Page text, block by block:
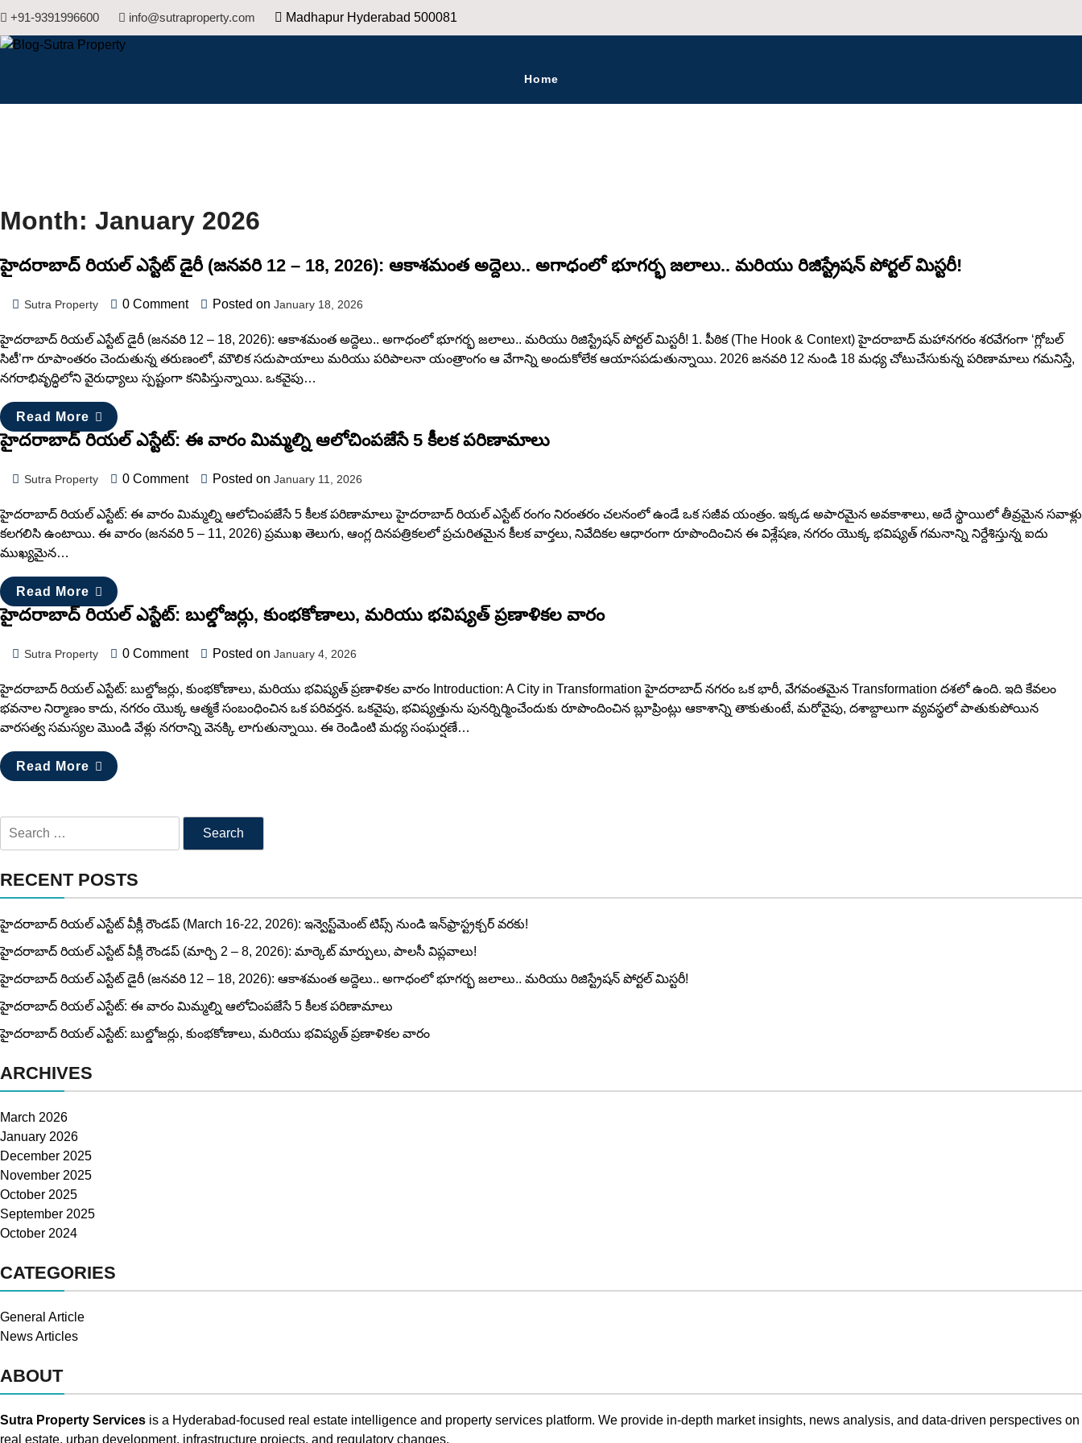
+91-9391996600 info@sutraproperty.com Madhapur Hyderabad 500081
Home
Month: January 2026
హైదరాబాద్ రియల్ ఎస్టేట్ డైరీ (జనవరి 12 – 18, 2026): ఆకాశమంత అద్దెలు.. అగాధంలో భూగర్భ జలాలు.. మరియు రిజిస్ట్రేషన్ పోర్టల్ మిస్టరీ!
Sutra Property 0 Comment Posted on January 18, 2026
హైదరాబాద్ రియల్ ఎస్టేట్ డైరీ (జనవరి 12 – 18, 2026): ఆకాశమంత అద్దెలు.. అగాధంలో భూగర్భ జలాలు.. మరియు రిజిస్ట్రేషన్ పోర్టల్ మిస్టరీ! 1. పీఠిక (The Hook & Context) హైదరాబాద్ మహానగరం శరవేగంగా ‘గ్లోబల్
సిటీ’గా రూపాంతరం చెందుతున్న తరుణంలో, మౌలిక సదుపాయాలు మరియు పరిపాలనా యంత్రాంగం ఆ వేగాన్ని అందుకోలేక ఆయాసపడుతున్నాయి. 2026 జనవరి 12 నుండి 18 మధ్య చోటుచేసుకున్న పరిణామాలు గమనిస్తే,
నగరాభివృద్ధిలోని వైరుధ్యాలు స్పష్టంగా కనిపిస్తున్నాయి. ఒకవైపు…
Read More
హైదరాబాద్ రియల్ ఎస్టేట్: ఈ వారం మిమ్మల్ని ఆలోచింపజేసే 5 కీలక పరిణామాలు
Sutra Property 0 Comment Posted on January 11, 2026
హైదరాబాద్ రియల్ ఎస్టేట్: ఈ వారం మిమ్మల్ని ఆలోచింపజేసే 5 కీలక పరిణామాలు హైదరాబాద్ రియల్ ఎస్టేట్ రంగం నిరంతరం చలనంలో ఉండే ఒక సజీవ యంత్రం. ఇక్కడ అపారమైన అవకాశాలు, అదే స్థాయిలో తీవ్రమైన సవాళ్లు
కలగలిసి ఉంటాయి. ఈ వారం (జనవరి 5 – 11, 2026) ప్రముఖ తెలుగు, ఆంగ్ల దినపత్రికలలో ప్రచురితమైన కీలక వార్తలు, నివేదికల ఆధారంగా రూపొందించిన ఈ విశ్లేషణ, నగరం యొక్క భవిష్యత్ గమనాన్ని నిర్దేశిస్తున్న ఐదు
ముఖ్యమైన…
Read More
హైదరాబాద్ రియల్ ఎస్టేట్: బుల్డోజర్లు, కుంభకోణాలు, మరియు భవిష్యత్ ప్రణాళికల వారం
Sutra Property 0 Comment Posted on January 4, 2026
హైదరాబాద్ రియల్ ఎస్టేట్: బుల్డోజర్లు, కుంభకోణాలు, మరియు భవిష్యత్ ప్రణాళికల వారం Introduction: A City in Transformation హైదరాబాద్ నగరం ఒక భారీ, వేగవంతమైన Transformation దశలో ఉంది. ఇది కేవలం
భవనాల నిర్మాణం కాదు, నగరం యొక్క ఆత్మకే సంబంధించిన ఒక పరివర్తన. ఒకవైపు, భవిష్యత్తును పునర్నిర్మించేందుకు రూపొందించిన బ్లూప్రింట్లు ఆకాశాన్ని తాకుతుంటే, మరోవైపు, దశాబ్దాలుగా వ్యవస్థలో పాతుకుపోయిన
వారసత్వ సమస్యల మొండి వేళ్లు నగరాన్ని వెనక్కి లాగుతున్నాయి. ఈ రెండింటి మధ్య సంఘర్షణే…
Read More
RECENT POSTS
హైదరాబాద్ రియల్ ఎస్టేట్ వీక్లీ రౌండప్ (March 16-22, 2026): ఇన్వెస్ట్‌మెంట్ టిప్స్ నుండి ఇన్‌ఫ్రాస్ట్రక్చర్ వరకు!
హైదరాబాద్ రియల్ ఎస్టేట్ వీక్లీ రౌండప్ (మార్చి 2 – 8, 2026): మార్కెట్ మార్పులు, పాలసీ విప్లవాలు!
హైదరాబాద్ రియల్ ఎస్టేట్ డైరీ (జనవరి 12 – 18, 2026): ఆకాశమంత అద్దెలు.. అగాధంలో భూగర్భ జలాలు.. మరియు రిజిస్ట్రేషన్ పోర్టల్ మిస్టరీ!
హైదరాబాద్ రియల్ ఎస్టేట్: ఈ వారం మిమ్మల్ని ఆలోచింపజేసే 5 కీలక పరిణామాలు
హైదరాబాద్ రియల్ ఎస్టేట్: బుల్డోజర్లు, కుంభకోణాలు, మరియు భవిష్యత్ ప్రణాళికల వారం
ARCHIVES
March 2026
January 2026
December 2025
November 2025
October 2025
September 2025
October 2024
CATEGORIES
General Article
News Articles
ABOUT
Sutra Property Services is a Hyderabad-focused real estate intelligence and property services platform. We provide in-depth market insights, news analysis, and data-driven perspectives on
real estate, urban development, infrastructure projects, and regulatory changes.